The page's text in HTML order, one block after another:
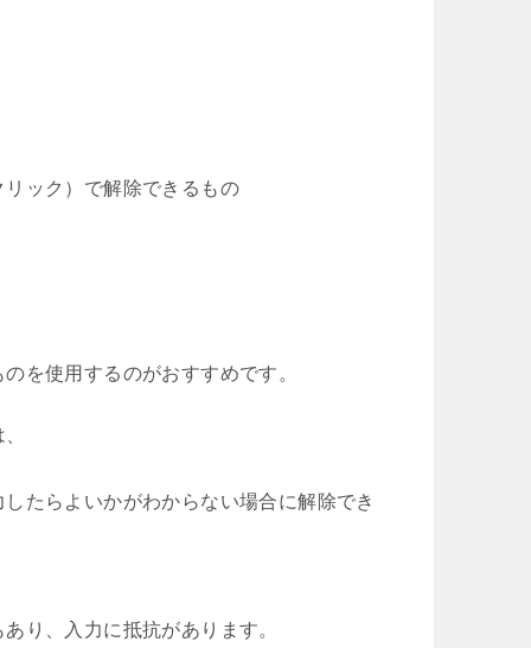
ック）で解除できるもの
を使用するのがおすすめです。
たらよいかがわからない場合に解除でき
り、入力に抵抗があります。